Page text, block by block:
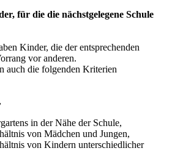
für die die nächstgelegene Schule
Kinder, die der entsprechenden
vor anderen.
auch die folgenden Kriterien
in der Nähe der Schule,
von Mädchen und Jungen,
von Kindern unterschiedlicher